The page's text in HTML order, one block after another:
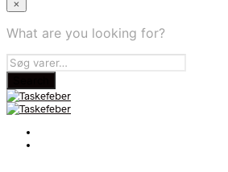
×
What are you looking for?